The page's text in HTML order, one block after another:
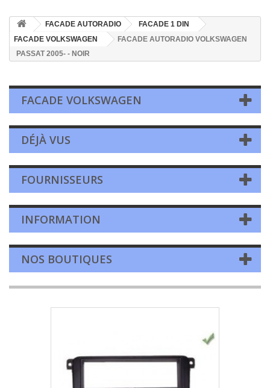
FACADE AUTORADIO
FACADE 1 DIN
FACADE VOLKSWAGEN
FACADE AUTORADIO VOLKSWAGEN
PASSAT 2005- - NOIR
FACADE VOLKSWAGEN
DÉJÀ VUS
FOURNISSEURS
INFORMATION
NOS BOUTIQUES